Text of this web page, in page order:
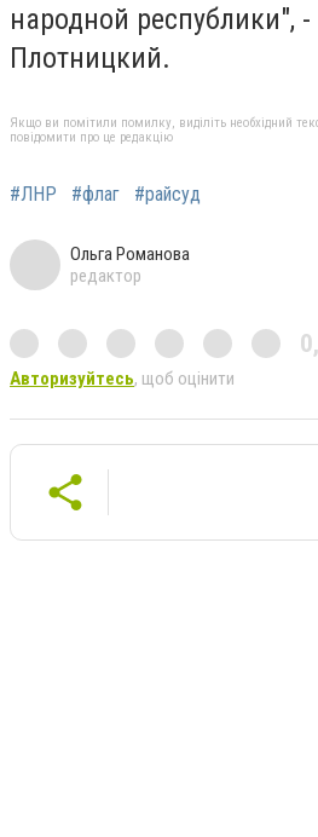
народной республики", -
Плотницкий.
Якщо ви помітили помилку, виділіть необхідний
повідомити про це редакцію
#ЛНР #флаг #райсуд
Ольга Романова
редактор
Авторизуйтесь, щоб оцінити